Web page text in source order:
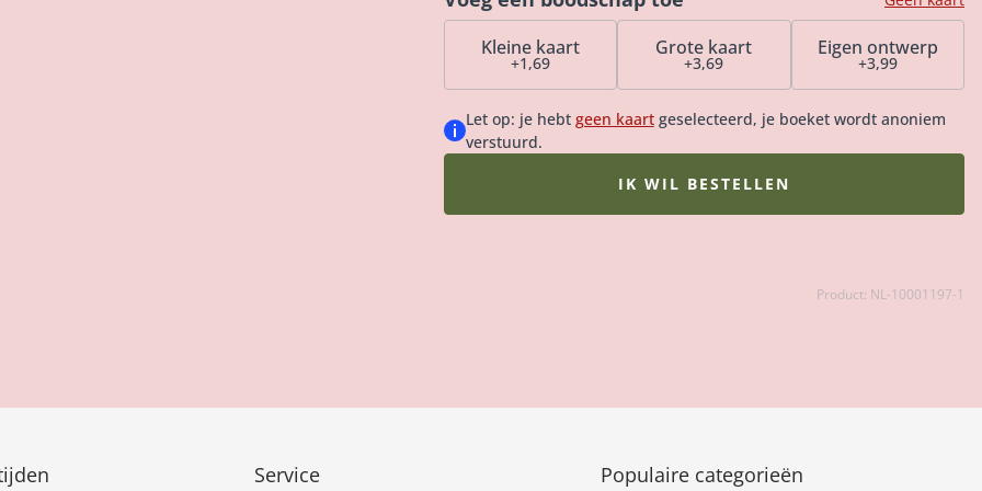
Kleine kaart
+1,69
Grote kaart
+3,69
Eigen ontwerp
+3,99
Let op: je hebt geen kaartgeselecteerd, je boeket wordt anoniem
verstuurd.
IK WIL BESTELLEN
Product: NL-10001197-1
Service Populaire categorieën